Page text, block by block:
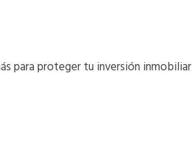
para proteger tu inversión